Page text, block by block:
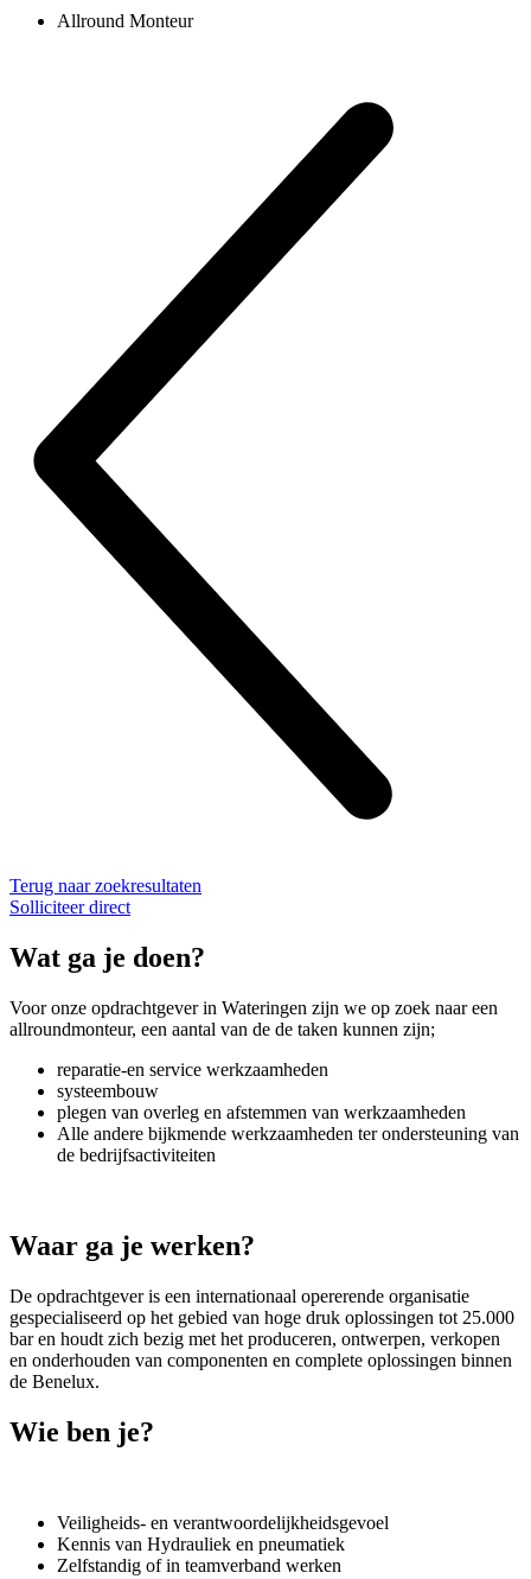
Allround Monteur
Terug naar zoekresultaten
Solliciteer direct
Wat ga je doen?
Voor onze opdrachtgever in Wateringen zijn we op zoek naar een
allroundmonteur, een aantal van de de taken kunnen zijn;
reparatie-en service werkzaamheden
systeembouw
plegen van overleg en afstemmen van werkzaamheden
Alle andere bijkmende werkzaamheden ter ondersteuning van
de bedrijfsactiviteiten
Waar ga je werken?
De opdrachtgever is een internationaal opererende organisatie
gespecialiseerd op het gebied van hoge druk oplossingen tot 25.000
bar en houdt zich bezig met het produceren, ontwerpen, verkopen
en onderhouden van componenten en complete oplossingen binnen
de Benelux.
Wie ben je?
Veiligheids- en verantwoordelijkheidsgevoel
Kennis van Hydrauliek en pneumatiek
Zelfstandig of in teamverband werken